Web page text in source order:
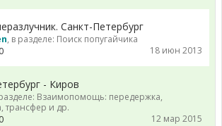
Санкт-Петербург
, в разделе: Поиск попугайчика
0 18 июн 2013
- Киров
Взаимопомощь: передержка,
трансфер и др.
0 12 мар 2015